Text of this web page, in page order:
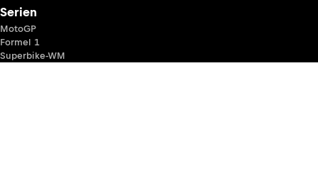
Serien
MotoGP
Formel 1
Superbike-WM